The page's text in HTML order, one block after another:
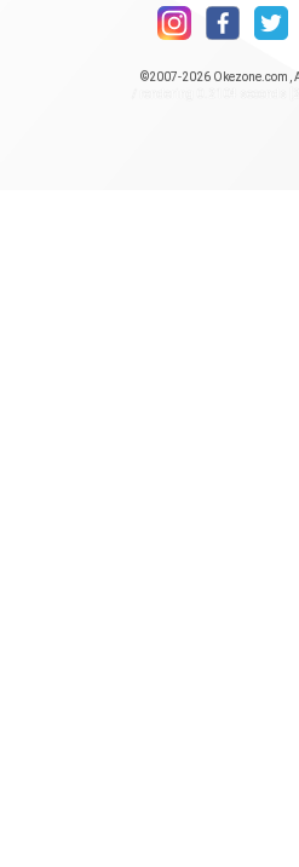
©2007-2026 Okezone.com ,